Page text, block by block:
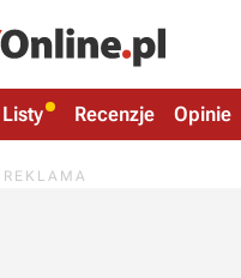
Listy Recenzje Opinie